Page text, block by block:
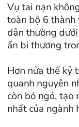
Vụ tai nạn
toàn bộ 6 thành
dân thường
ấn bi thương
Hơn nửa thế kỷ
quanh nguyên
còn bỏ ngỏ, tạo
nhất của ngành